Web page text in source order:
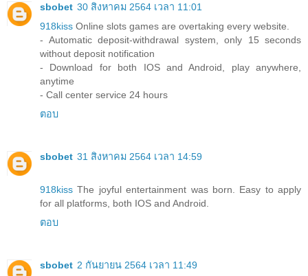
sbobet 30 สิงหาคม 2564 เวลา 11:01
918kiss Online slots games are overtaking every website.
- Automatic deposit-withdrawal system, only 15 seconds
without deposit notification
- Download for both IOS and Android, play anywhere,
anytime
- Call center service 24 hours
ตอบ
sbobet 31 สิงหาคม 2564 เวลา 14:59
918kissThe joyful entertainment was born. Easy to apply
for all platforms, both IOS and Android.
ตอบ
sbobet 2 กันยายน 2564 เวลา 11:49